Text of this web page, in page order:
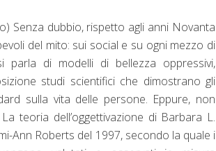
Senza dubbio, rispetto agli anni Novanta
del mito: sui social e su ogni mezzo di
parla di modelli di bellezza oppressivi,
studi scientifici che dimostrano gli
sulla vita delle persone. Eppure, non
teoria dell’oggettivazione di Barbara L.
Ann Roberts del 1997, secondo la quale i